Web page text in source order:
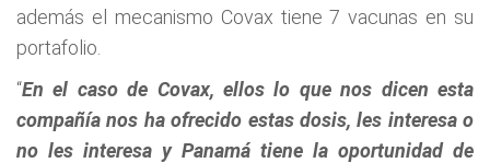
además el mecanismo Covax tiene 7 vacunas en su
portafolio.
“En el caso de Covax, ellos lo que nos dicen esta
compañía nos ha ofrecido estas dosis, les interesa o
no les interesa y Panamá tiene la oportunidad de